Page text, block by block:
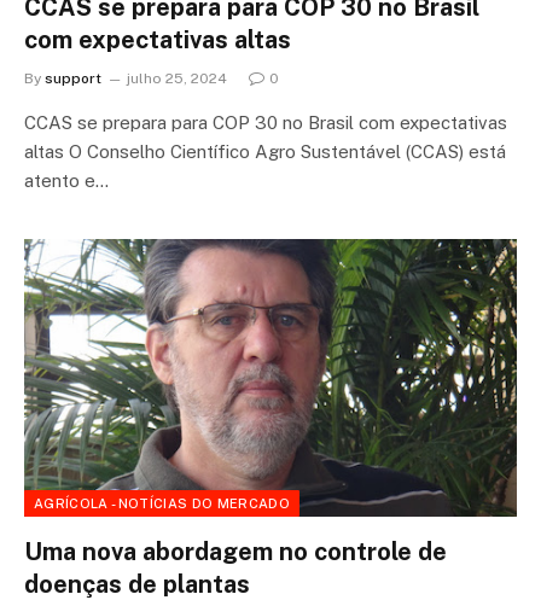
CCAS se prepara para COP 30 no Brasil
com expectativas altas
By support julho 25, 2024 0
CCAS se prepara para COP 30 no Brasil com expectativas
altas O Conselho Científico Agro Sustentável (CCAS) está
atento e…
AGRÍCOLA - NOTÍCIAS DO MERCADO
Uma nova abordagem no controle de
doenças de plantas